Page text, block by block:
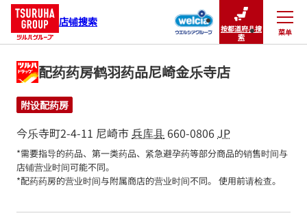
店铺搜索
按都道府县搜
索
菜单
关闭
配药药房鹤羽药品尼崎金乐寺店
附设配药房
今乐寺町2-4-11 尼崎市兵库县 660-0806JP
*需要指导的药品、第一类药品、紧急避孕药等部分商品的销售时间与
店铺营业时间可能不同。
*配药药房的营业时间与附属商店的营业时间不同。 使用前请检查。